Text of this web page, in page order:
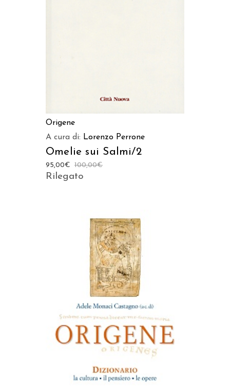
Origene
A cura di: Lorenzo Perrone
Omelie sui Salmi/2
100,00€
95,00€
Rilegato
AGGIUNGI AL CARRELLO